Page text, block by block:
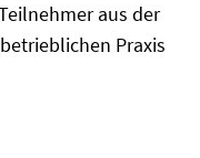
aus der
Praxis